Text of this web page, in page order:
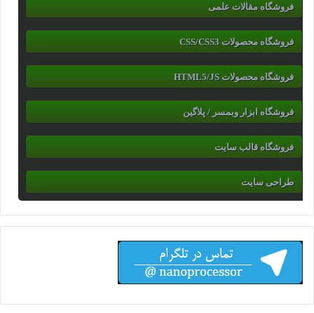
فروشگاه مقالات علمی
فروشگاه محصولات CSS/CSS3
فروشگاه محصولات HTML5/JS
فروشگاه ابزار وبمسر / پلاگین
فروشگاه قالب سایت
طراحی سایت